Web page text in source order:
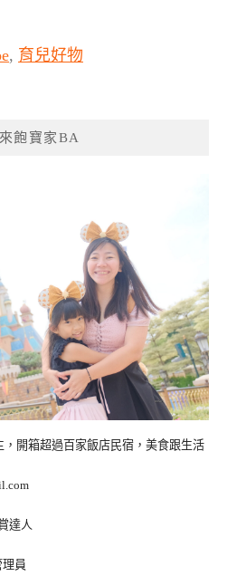
, 育兒好物
飽寶家BA
開箱超過百家飯店民宿，美食跟生活
達人
員